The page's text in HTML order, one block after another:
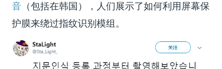
音 （包括在韩国），人们展示了如何利用屏幕保
护膜来绕过指纹识别模组。